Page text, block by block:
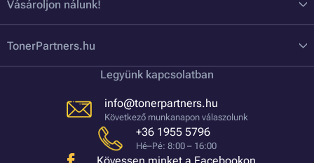
Vásároljon nálunk!
TonerPartners.hu
Legyünk kapcsolatban
info@tonerpartners.hu
Következő munkanapon válaszolunk
+36 1955 5796
Hé–Pé: 8:00 – 16:00